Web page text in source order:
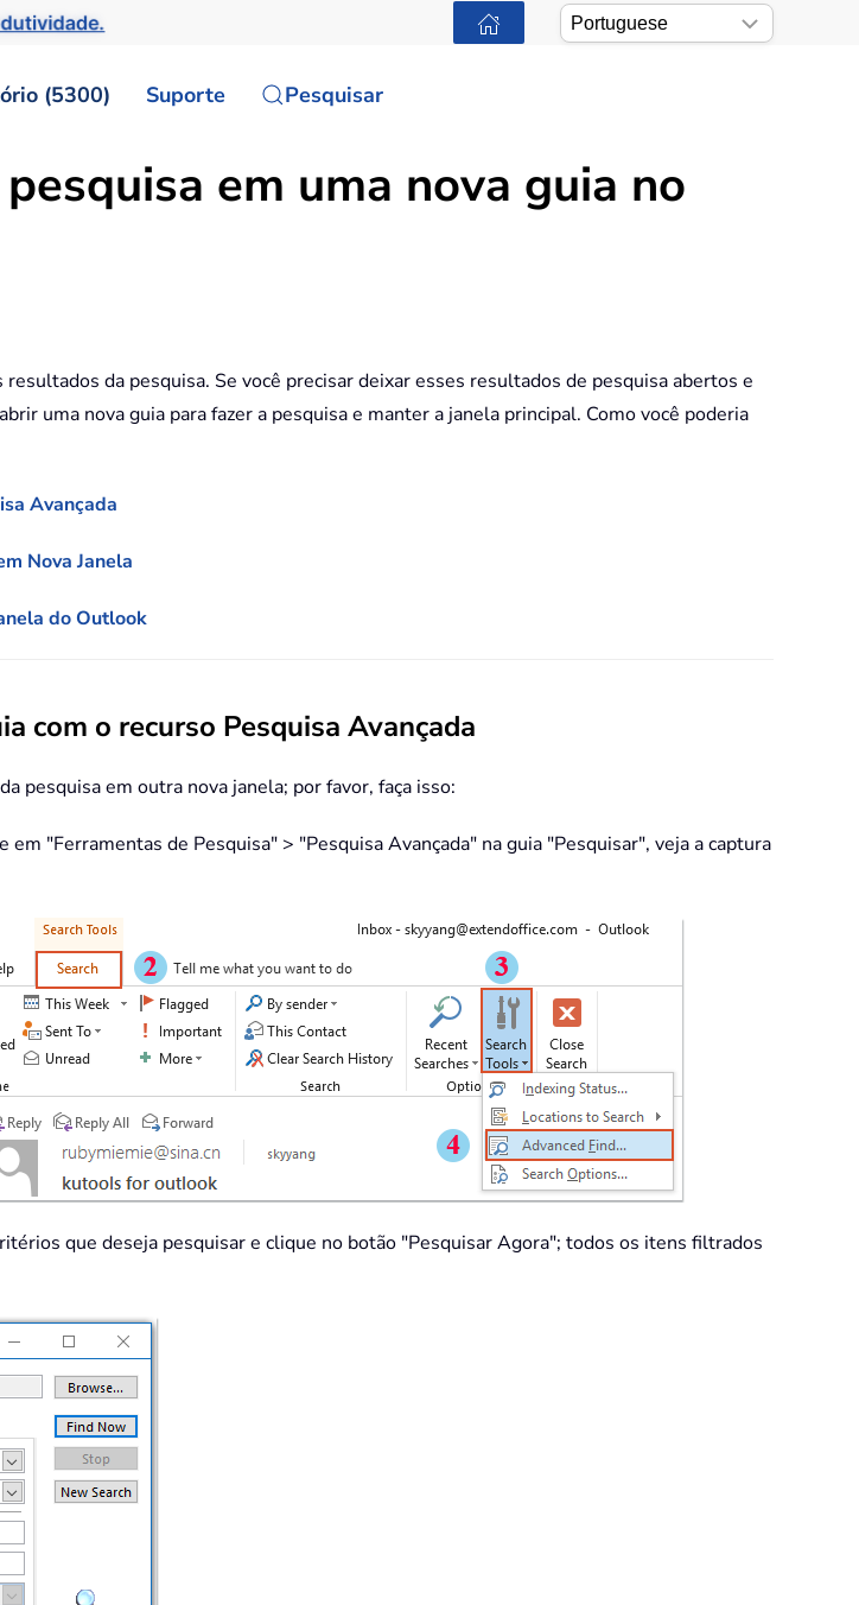
(5300) Suporte Pesquisar
em uma nova guia no
da pesquisa. Se você precisar deixar esses resultados de pesquisa abertos e
uma nova guia para fazer a pesquisa e manter a janela principal. Como você poderia
Avançada
Nova Janela
do Outlook
com o recurso Pesquisa Avançada
pesquisa em outra nova janela; por favor, faça isso:
"Ferramentas de Pesquisa" > "Pesquisa Avançada" na guia "Pesquisar", veja a captura
que deseja pesquisar e clique no botão "Pesquisar Agora"; todos os itens filtrados